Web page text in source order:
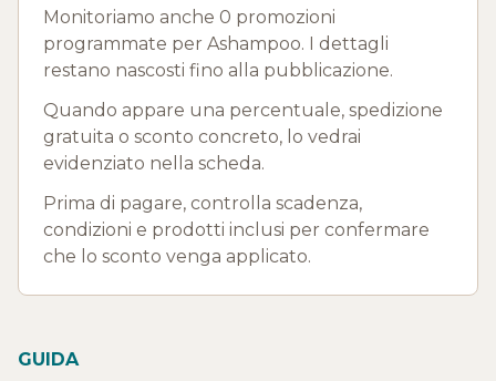
Monitoriamo anche 0 promozioni
programmate per Ashampoo. I dettagli
restano nascosti fino alla pubblicazione.
Quando appare una percentuale, spedizione
gratuita o sconto concreto, lo vedrai
evidenziato nella scheda.
Prima di pagare, controlla scadenza,
condizioni e prodotti inclusi per confermare
che lo sconto venga applicato.
GUIDA